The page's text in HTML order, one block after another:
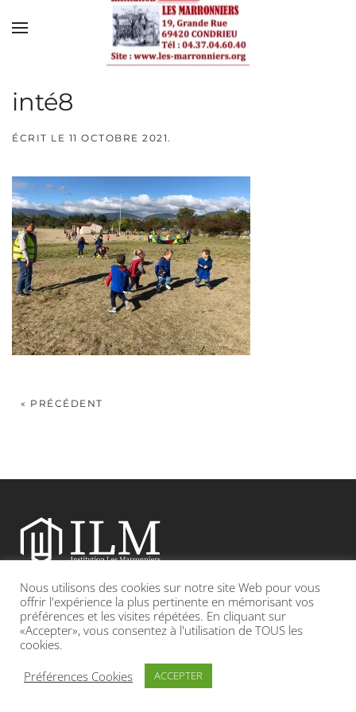
Skip to main content
inté8
ÉCRIT LE 11 OCTOBRE 2021.
« PRÉCÉDENT
Etablissement catholique sous contrat d’association avec l’Etat
Adresse : 19, Grande rue 69420 CONDRIEU
INFOS LÉGALES POLITIQUE DE CONFIDENTIALITÉ
Nous utilisons des cookies sur notre site Web pour vous
offrir l'expérience la plus pertinente en mémorisant vos
préférences et les visites répétées. En cliquant sur
«Accepter», vous consentez à l'utilisation de TOUS les
cookies.
Préférences Cookies
ACCEPTER